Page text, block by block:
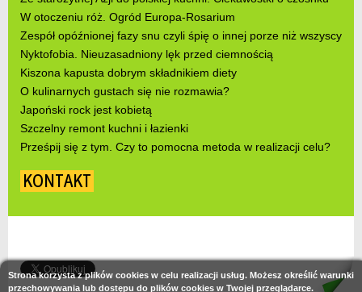
W otoczeniu róż. Ogród Europa-Rosarium
Zespół opóźnionej fazy snu czyli śpię o innej porze niż wszyscy
Nyktofobia. Nieuzasadniony lęk przed ciemnością
Kiszona kapusta dobrym składnikiem diety
O kulinarnych gustach się nie rozmawia?
Japoński rock jest kobietą
Szczelny remont kuchni i łazienki
Prześpij się z tym. Czy to pomocna metoda w realizacji celu?
KONTAKT
Strona korzysta z plików cookies w celu realizacji usług. Możesz określić warunki
przechowywania lub dostępu do plików cookies w Twojej przeglądarce.